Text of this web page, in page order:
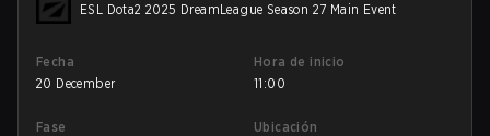
ESL Dota2 2025 DreamLeague Season 27 Main Event
Fecha
20 December
Hora de inicio
11:00
Fase
Ubicación